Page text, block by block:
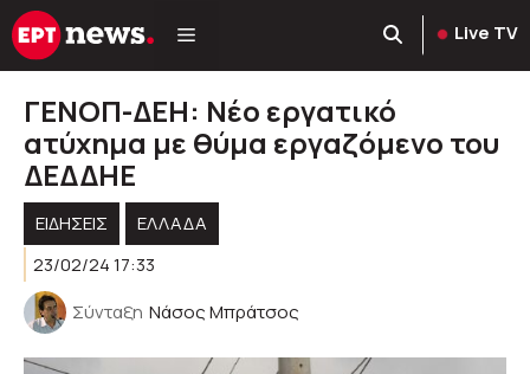
Μετάβαση
σε
Live TV
ΓΕΝΟΠ-ΔΕΗ: Νέο εργατικό
ατύχημα με θύμα εργαζόμενο του
ΔΕΔΔΗΕ
ΕΙΔΗΣΕΙΣ
ΕΛΛΑΔΑ
23/02/24 17:33
Σύνταξη Νάσος Μπράτσος